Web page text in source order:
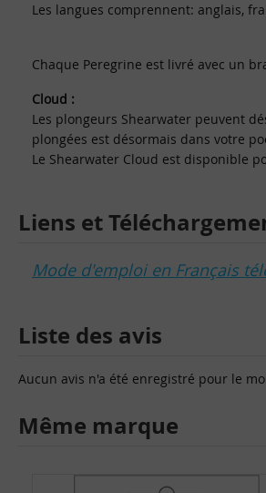
Les langues comprennent: anglais,
Chaque Peregrine est livré avec un
Cloud :
Les plongeurs Shearwater peuvent
plongées est désormais dans votre
Le Shearwater Cloud est disponible
Liens et
Mode d'emploi en Français
Liste des avis
Aucun avis n'a été enregistré pour le
Même marque